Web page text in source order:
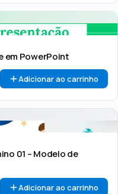
em PowerPoint
Adicionar ao carrinho
01 – Modelo de
Adicionar ao carrinho